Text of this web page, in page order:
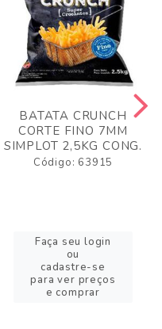
BATATA CRUNCH
CORTE FINO 7MM
SIMPLOT 2,5KG CONG.
Código: 63915
Faça seu login
ou
cadastre-se
para ver preços
e comprar